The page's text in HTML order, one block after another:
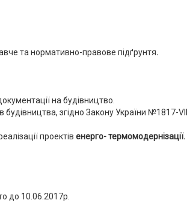
та нормативно-правове підґрунтя.
на будівництво.
будівництва, згідно Закону України №1817-VIII.
проектів енерго- термомодернізації.
до 10.06.2017р.